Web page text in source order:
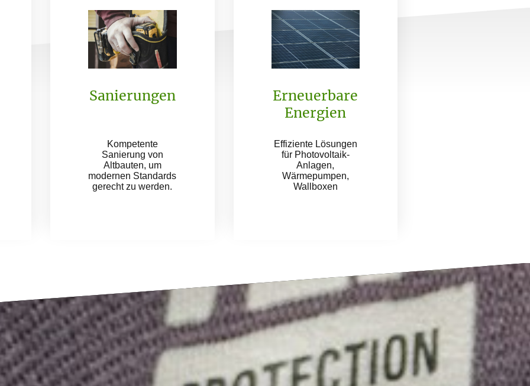
Sanierungen
Kompetente
Sanierung von
Altbauten, um
modernen Standards
gerecht zu werden.
Erneuerbare
Energien
Effiziente Lösungen
für Photovoltaik-
Anlagen,
Wärmepumpen,
Wallboxen